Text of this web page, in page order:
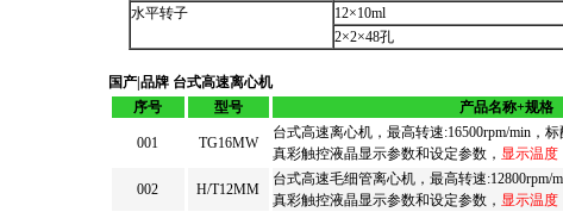
水平转子
12×10ml
2×2×48孔
国产|品牌 台式高速离心机
序号
型号 产品名称+规格
001 TG16MW
台式高速离心机，最高转速:16500rpm/min，
真彩触控液晶显示参数和设定参数， 显示温度
002 H/T12MM
台式高速毛细管离心机，最高转速:12800rpm/
真彩触控液晶显示参数和设定参数， 显示温度